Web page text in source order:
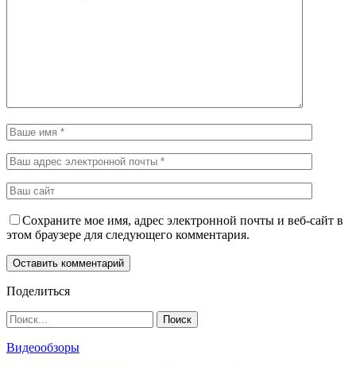
Сохраните мое имя, адрес электронной почты и веб-сайт в
этом браузере для следующего комментария.
Поделиться
Видеообзоры